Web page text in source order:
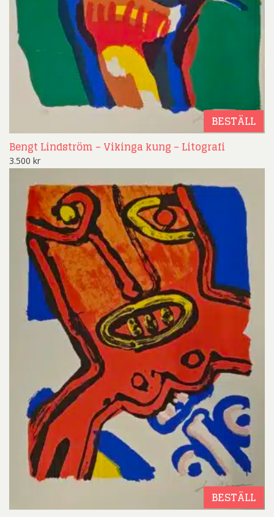
BESTÄLL
Bengt Lindström – Vikinga kung – Litografi
3.500 kr
BESTÄLL